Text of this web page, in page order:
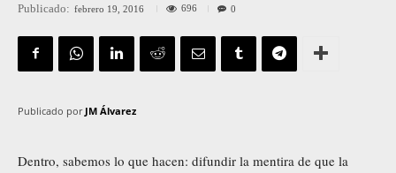
Publicado: febrero 19, 2016 696 0
Publicado por JM Álvarez
Dentro, sabemos lo que hacen: difundir la mentira de que la